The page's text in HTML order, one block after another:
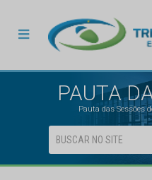
PAUTA
Pauta das Sessões